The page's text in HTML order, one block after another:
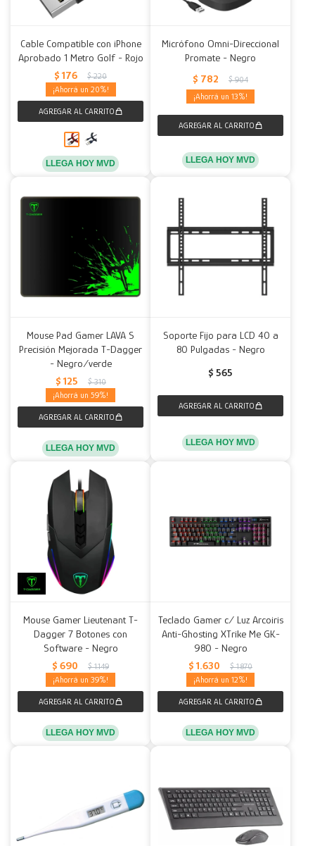
Cable Compatible con iPhone
Aprobado 1 Metro Golf - Rojo
$ 176 $ 220
20
LLEGA HOY MVD
Micrófono Omni-Direccional
Promate - Negro
$ 782 $ 904
13
LLEGA HOY MVD
Mouse Pad Gamer LAVA S
Precisión Mejorada T-Dagger
- Negro/verde
$ 125 $ 310
59
LLEGA HOY MVD
Soporte Fijo para LCD 40 a
80 Pulgadas - Negro
$ 565
LLEGA HOY MVD
Mouse Gamer Lieutenant T-
Dagger 7 Botones con
Software - Negro
$ 690 $ 1.149
39
LLEGA HOY MVD
Teclado Gamer c/ Luz Arcoiris
Anti-Ghosting XTrike Me GK-
980 - Negro
$ 1.630 $ 1.870
12
LLEGA HOY MVD